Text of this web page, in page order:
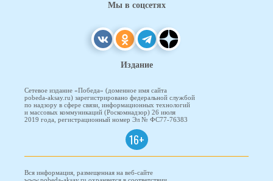
Мы в соцсетях
Издание
Сетевое издание «Победа» (доменное имя сайта
pobeda-aksay.ru) зарегистрировано федеральной службой
по надзору в сфере связи, информационных технологий
и массовых коммуникаций (Роскомнадзор) 26 июля
2019 года, регистрационный номер Эл № ФС77-76383
16+
Вся информация, размещенная на веб-сайте